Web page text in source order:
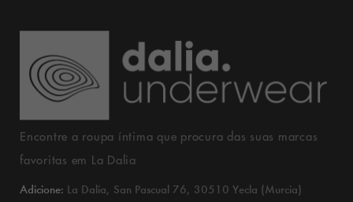
Encontre a roupa íntima que procura das suas marcas
favoritas em La Dalia
Adicione: La Dalia, San Pascual 76, 30510 Yecla (Murcia)